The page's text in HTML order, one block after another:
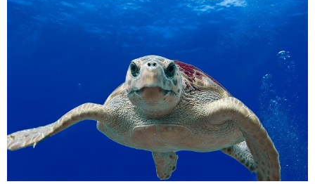
2.3.
くっ
て本